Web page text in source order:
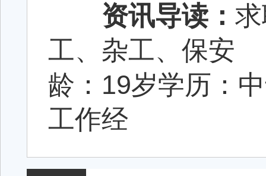
资讯导读：
工、杂工、保
龄：19岁学历
工作经